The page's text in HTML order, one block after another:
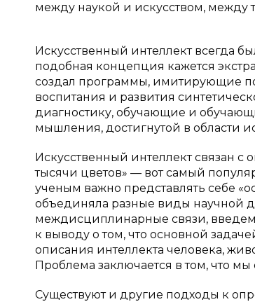
между наукой и искусством, между
Искусственный интеллект всегда
подобная концепция кажется
создал программы, имитирующие
воспитания и развития
диагностику, обучающие и
мышления, достигнутой в области
Искусственный интеллект связан
тысячи цветов» — вот самый
ученым важно представлять себе
объединяла разные виды научной
междисциплинарные связи,
к выводу о том, что основной
описания интеллекта человека,
Проблема заключается в том, что
Существуют и другие подходы к